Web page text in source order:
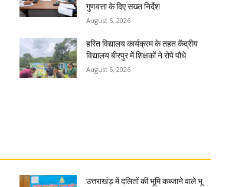
गुणवत्ता के दिए सख्त निर्देश
August 5, 2026
हरित विद्यालय कार्यक्रम के तहत केंद्रीय
विद्यालय बीरपुर में शिक्षकों ने रोपे पौधे
August 5, 2026
उत्तराखंड़ में दलितों की भूमि कब्जाने वाले भू